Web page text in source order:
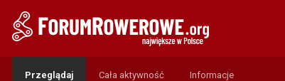
Przeglądaj Cała aktywność Informacje